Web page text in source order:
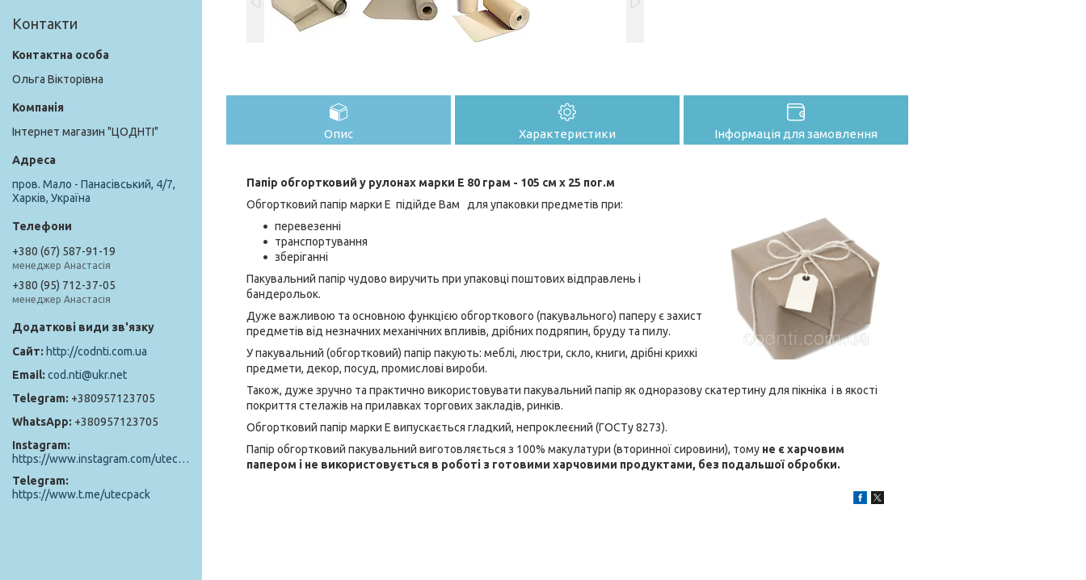
Опис Характеристики Інформація для замовлення
Папір обгортковий у рулонах марки Е 80 грам - 105 см х 25 пог.м
Обгортковий папір марки Е підійде Вам для упаковки предметів при:
перевезенні
транспортування
зберіганні
Пакувальний папір чудово виручить при упаковці поштових відправлень і
бандерольок.
Дуже важливою та основною функцією обгорткового (пакувального) паперу є захист
предметів від незначних механічних впливів, дрібних подряпин, бруду та пилу.
У пакувальний (обгортковий) папір пакують: меблі, люстри, скло, книги, дрібні крихкі
предмети, декор, посуд, промислові вироби.
Також, дуже зручно та практично використовувати пакувальний папір як одноразову скатертину для пікніка і в якості
покриття стелажів на прилавках торгових закладів, ринків.
Обгортковий папір марки Е випускається гладкий, непроклеєний (ГОСТу 8273).
Папір обгортковий пакувальний виготовляється з 100% макулатури (вторинної сировини), тому не є харчовим
папером і не використовується в роботі з готовими харчовими продуктами, без подальшої обробки.
Контакти
Ольга Вікторівна
Інтернет магазин "ЦОДНТІ"
пров. Мало - Панасівський, 4/7,
Харків, Україна
+380 (67) 587-91-19
менеджер Анастасія
+380 (95) 712-37-05
менеджер Анастасія
http://codnti.com.ua
cod.nti@ukr.net
+380957123705
+380957123705
Instagram
https://www.instagram.com/utec_pack/
Telegram
https://www.t.me/utecpack